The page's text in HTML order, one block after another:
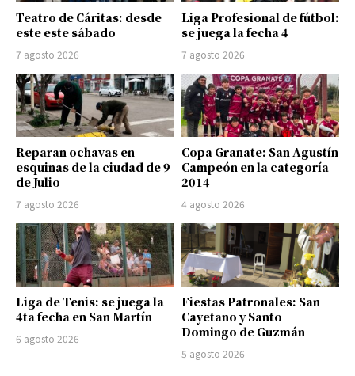
Teatro de Cáritas: desde
este este sábado
7 agosto 2026
Liga Profesional de fútbol:
se juega la fecha 4
7 agosto 2026
Reparan ochavas en
esquinas de la ciudad de 9
de Julio
7 agosto 2026
Copa Granate: San Agustín
Campeón en la categoría
2014
4 agosto 2026
Liga de Tenis: se juega la
4ta fecha en San Martín
6 agosto 2026
Fiestas Patronales: San
Cayetano y Santo
Domingo de Guzmán
5 agosto 2026